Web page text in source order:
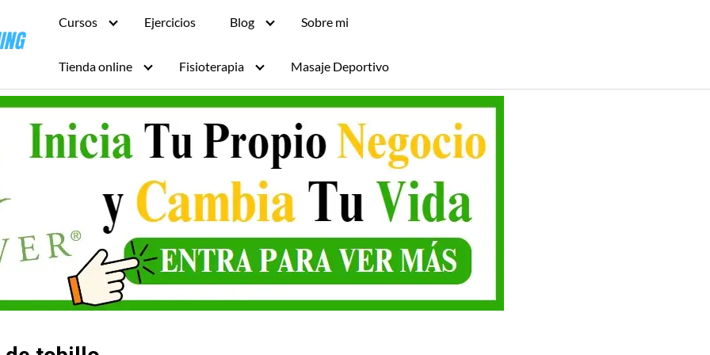
Cursos Ejercicios Blog Sobre mi
Tienda online Fisioterapia Masaje Deportivo